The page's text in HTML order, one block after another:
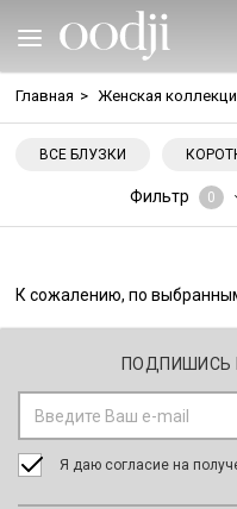
Главная > Женская
ВСЕ БЛУЗКИ
Фильтр 0
К сожалению, по
ПОДПИШИСЬ
Я даю согласие на